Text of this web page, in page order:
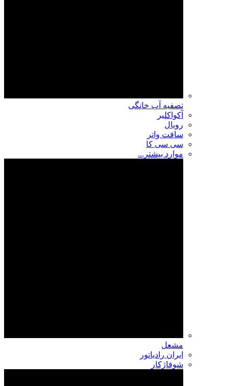
تصفیه آب خانگی
آکواکلیر
رویال
سافت واتر
سی سی کا
موارد بیشتر...
مشعل
ایران رادیاتور
شوفاژکار